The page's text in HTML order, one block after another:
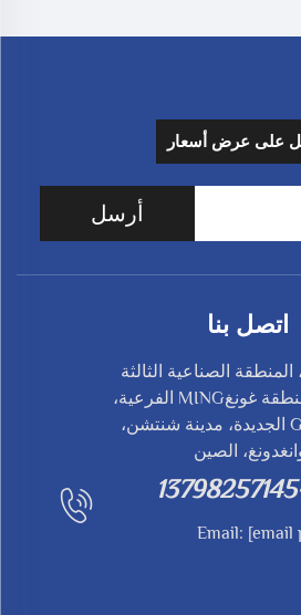
على عرض أسعار
أرسل
اتصل بنا
Add: #803، المبنى 4، المنطقة الصناعية الثالثة
شياونان، قرية شانغ، منطقة غونغMING الفرعية،
منطقة GUANGMING الجديدة، مدينة شنتشن،
الصين
Email: [email